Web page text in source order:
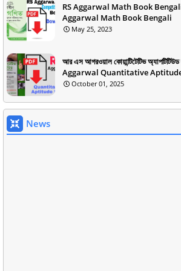
RS Aggarwal Math Book
Aggarwal Math Book Bengali
May 25, 2023
আর এস আগরওয়াল কোয়ান্টিটেটিভ
Aggarwal Quantitative
October 01, 2025
News